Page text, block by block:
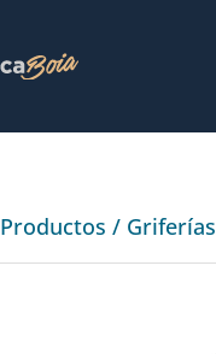
Productos / Griferías